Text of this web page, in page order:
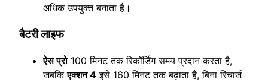
अधिक उपयुक्त बनाता है।
बैटरी लाइफ
ऐस प्रो100 मिनट तक रिकॉर्डिंग समय प्रदान करता है,
जबकिएक्शन 4 इसे 160 मिनट तक बढ़ाता है, बिना रिचार्ज